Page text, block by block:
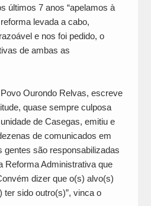
últimos 7 anos “apelamos à
levada a cabo,
e nos foi pedido, o
de ambas as
Ourondo Relvas, escreve
quase sempre culposa
de Casegas, emitiu e
de comunicados em
gentes são responsabilizadas
Reforma Administrativa que
dizer que o(s) alvo(s)
sido outro(s)”, vinca o